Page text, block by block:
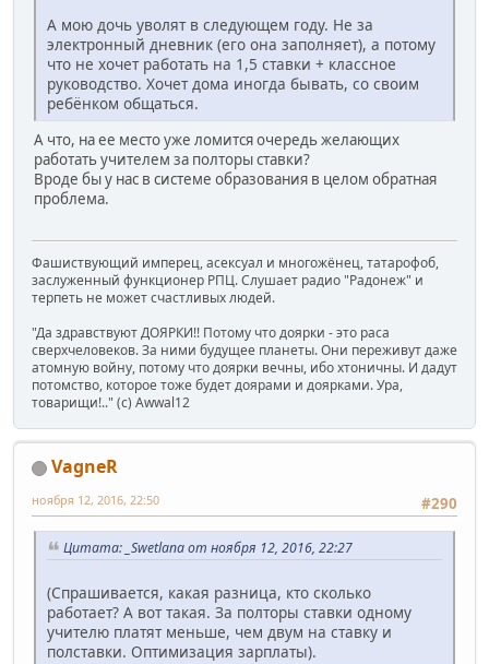
А мою дочь уволят в следующем году. Не за
электронный дневник (его она заполняет), а потому
что не хочет работать на 1,5 ставки + классное
руководство. Хочет дома иногда бывать, со своим
ребёнком общаться.
А что, на ее место уже ломится очередь желающих
работать учителем за полторы ставки?
Вроде бы у нас в системе образования в целом обратная
проблема.
Фашиствующий имперец, асексуал и многожёнец, татарофоб,
заслуженный функционер РПЦ. Слушает радио "Радонеж" и
терпеть не может счастливых людей.
"Да здравствуют ДОЯРКИ!! Потому что доярки - это раса
сверхчеловеков. За ними будущее планеты. Они переживут даже
атомную войну, потому что доярки вечны, ибо хтоничны. И дадут
потомство, которое тоже будет доярами и доярками. Ура,
товарищи!.." (c) Awwal12
VagneR
#290
ноября 12, 2016, 22:50
Цитата: _Swetlana от ноября 12, 2016, 22:27
(Спрашивается, какая разница, кто сколько
работает? А вот такая. За полторы ставки одному
учителю платят меньше, чем двум на ставку и
полставки. Оптимизация зарплаты).